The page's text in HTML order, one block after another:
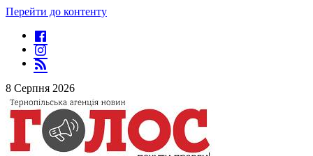
Перейти до контенту
8 Серпня 2026